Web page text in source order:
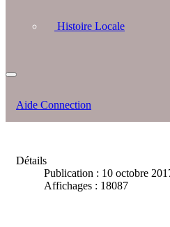
Histoire Locale
Aide Connection
Détails
Publication : 10 octobre
Affichages : 18087